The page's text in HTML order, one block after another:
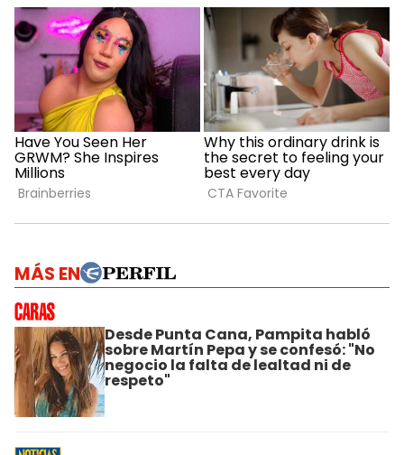
MÁS EN
Desde Punta Cana, Pampita habló
sobre Martín Pepa y se confesó: "No
negocio la falta de lealtad ni de
respeto"